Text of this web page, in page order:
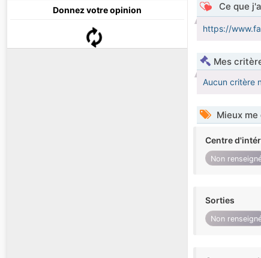
Donnez votre opinion Ce que
https://
Mes
Aucun critère
Mieux
Centre
Non
Sorties
Non